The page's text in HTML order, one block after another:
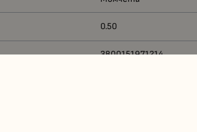
0.50
3800151971214